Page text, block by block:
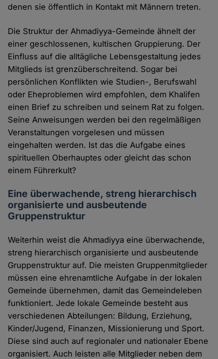
denen sie öffentlich in Kontakt mit Männern treten.
Die Struktur der Ahmadiyya-Gemeinde ähnelt der
einer geschlossenen, kultischen Gruppierung. Der
Einfluss auf die alltägliche Lebensgestaltung jedes
Mitglieds ist grenzüberschreitend. Sogar bei
persönlichen Konflikten wie Studien-, Berufswahl
oder Eheproblemen wird empfohlen, dem Khalifen
einen Brief zu schreiben und seinem Rat zu folgen.
Seine Anweisungen werden bei den regelmäßigen
Veranstaltungen vorgelesen und müssen
eingehalten werden. Ist das die Aufgabe eines
spirituellen Oberhauptes oder gleicht das schon
einem Führerkult?
Eine überwachende, streng hierarchisch
organisierte und ausbeutende
Gruppenstruktur
Weiterhin weist die Ahmadiyya eine überwachende,
streng hierarchisch organisierte und ausbeutende
Gruppenstruktur auf. Die meisten Gruppenmitglieder
müssen eine ehrenamtliche Aufgabe in der lokalen
Gemeinde übernehmen, damit das Gemeindeleben
funktioniert. Jede lokale Gemeinde besteht aus
verschiedenen Abteilungen: Bildung, Erziehung,
Kinder/Jugend, Finanzen, Missionierung und Sport.
Diese sind auch auf regionaler und nationaler Ebene
organisiert. Auch leisten alle Mitglieder neben dem